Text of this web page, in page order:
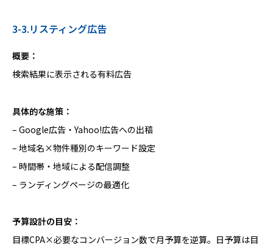
3-3.リスティング広告
概要：
検索結果に表示される有料広告
具体的な施策：
– Google広告・Yahoo!広告への出稿
– 地域名×物件種別のキーワード設定
– 時間帯・地域による配信調整
– ランディングページの最適化
予算設計の目安：
目標CPA×必要なコンバージョン数で月予算を逆算。日予算は目